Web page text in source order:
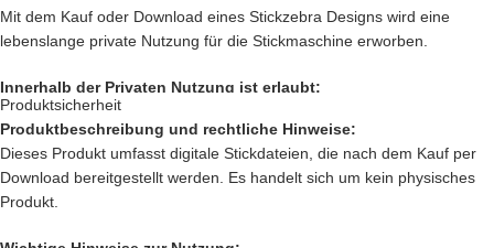
•Individuell gestaltete Heimtextilien,die deinem Zuhause eine
persönliche Note verleihen
•Geschenke, die von Herzen kommen und in Erinnerung bleiben
Mit dieser Stickdatei holst du dir ein einzigartiges Motiv in dein
Nähzimmer, denn du und dein kreatives Reich verdienen einen echten
Mit dem Kauf oder Download eines Stickzebra Designs wird eine
lebenslange private Nutzung für die Stickmaschine erworben.
Innerhalb der Privaten Nutzung ist erlaubt:
Private Nutzung auf einem Produkt, das mit einer Stickmaschine
hergestellt worden ist, oder ein Produkt, das mit einer Stickzebra
Stickdatei bestickt wurde.
Nutzung auf Produkten, die als Geschenk oder Spende dienen sollen.
Produktsicherheit
Produktbeschreibung und rechtliche Hinweise:
Dieses Produkt umfasst digitale Stickdateien, die nach dem Kauf per
Download bereitgestellt werden. Es handelt sich um kein physisches
Produkt.